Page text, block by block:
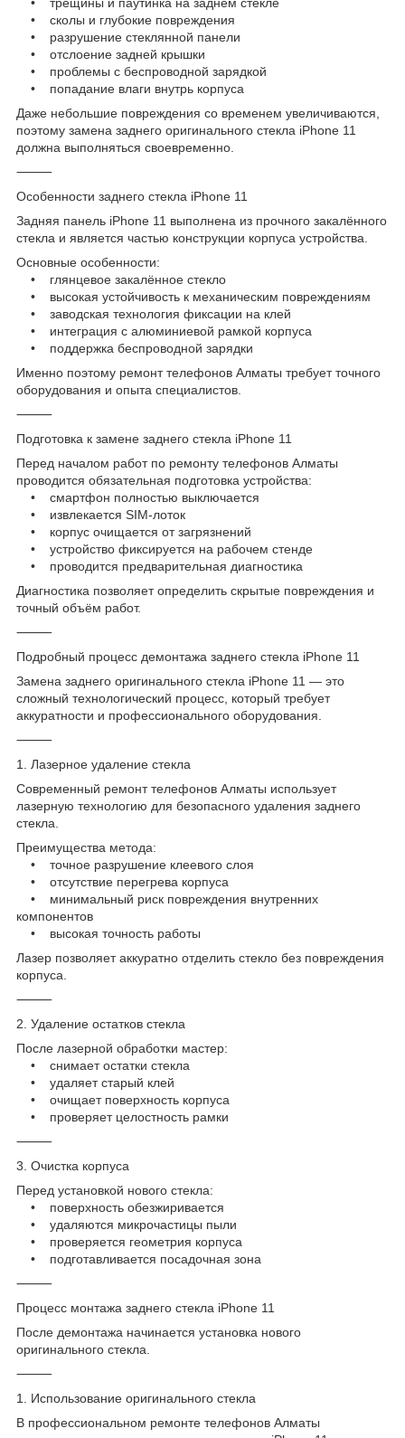
• сколы и глубокие повреждения
• разрушение стеклянной панели
• отслоение задней крышки
• проблемы с беспроводной зарядкой
• попадание влаги внутрь корпуса
Даже небольшие повреждения со временем увеличиваются,
поэтому замена заднего оригинального стекла iPhone 11
должна выполняться своевременно.
⸻
Особенности заднего стекла iPhone 11
Задняя панель iPhone 11 выполнена из прочного закалённого
стекла и является частью конструкции корпуса устройства.
Основные особенности:
• глянцевое закалённое стекло
• высокая устойчивость к механическим повреждениям
• заводская технология фиксации на клей
• интеграция с алюминиевой рамкой корпуса
• поддержка беспроводной зарядки
Именно поэтому ремонт телефонов Алматы требует точного
оборудования и опыта специалистов.
⸻
Подготовка к замене заднего стекла iPhone 11
Перед началом работ по ремонту телефонов Алматы
проводится обязательная подготовка устройства:
• смартфон полностью выключается
• извлекается SIM-лоток
• корпус очищается от загрязнений
• устройство фиксируется на рабочем стенде
• проводится предварительная диагностика
Диагностика позволяет определить скрытые повреждения и
точный объём работ.
⸻
Подробный процесс демонтажа заднего стекла iPhone 11
Замена заднего оригинального стекла iPhone 11 — это
сложный технологический процесс, который требует
аккуратности и профессионального оборудования.
⸻
1. Лазерное удаление стекла
Современный ремонт телефонов Алматы использует
лазерную технологию для безопасного удаления заднего
стекла.
Преимущества метода:
• точное разрушение клеевого слоя
• отсутствие перегрева корпуса
• минимальный риск повреждения внутренних
компонентов
• высокая точность работы
Лазер позволяет аккуратно отделить стекло без повреждения
корпуса.
⸻
2. Удаление остатков стекла
После лазерной обработки мастер:
• снимает остатки стекла
• удаляет старый клей
• очищает поверхность корпуса
• проверяет целостность рамки
⸻
3. Очистка корпуса
Перед установкой нового стекла:
• поверхность обезжиривается
• удаляются микрочастицы пыли
• проверяется геометрия корпуса
• подготавливается посадочная зона
⸻
Процесс монтажа заднего стекла iPhone 11
После демонтажа начинается установка нового
оригинального стекла.
⸻
1. Использование оригинального стекла
В профессиональном ремонте телефонов Алматы